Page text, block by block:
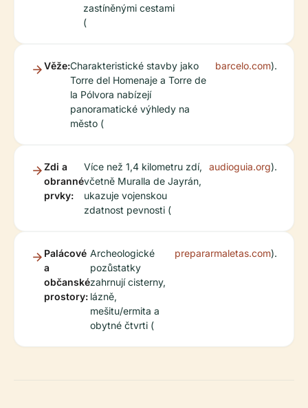
zastíněnými cestami
(
Věže:Charakteristické stavby jako
Torre del Homenaje a Torre de
la Pólvora nabízejí
panoramatické výhledy na
město (
barcelo.com).
Zdi a
obranné
prvky:
Více než 1,4 kilometru zdí,
včetně Muralla de Jayrán,
ukazuje vojenskou
zdatnost pevnosti (
audioguia.org).
Palácové
a
občanské
prostory:
Archeologické
pozůstatky
zahrnují cisterny,
lázně,
mešitu/ermita a
obytné čtvrti (
prepararmaletas.com).